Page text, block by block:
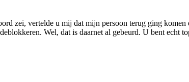
zei, vertelde u mij dat mijn persoon terug ging komen
Wel, dat is daarnet al gebeurd. U bent